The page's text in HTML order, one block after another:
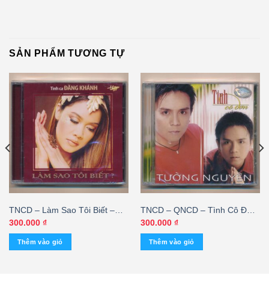
SẢN PHẨM TƯƠNG TỰ
TNCD – Làm Sao Tôi Biết –
Đăng Khánh (Seal)
300.000 ₫
Thêm vào giỏ
TNCD – QNCD – Tình Cô Đơn
– Tường Nguyên
300.000 ₫
Thêm vào giỏ